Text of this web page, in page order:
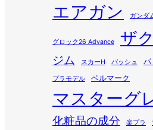
エアガン ガンダ
グロック26 Advance ザク
ジム スカーH バッシュ パ
プラモデル ベルマーク
マスターグ
化粧品の成分 楽プラ